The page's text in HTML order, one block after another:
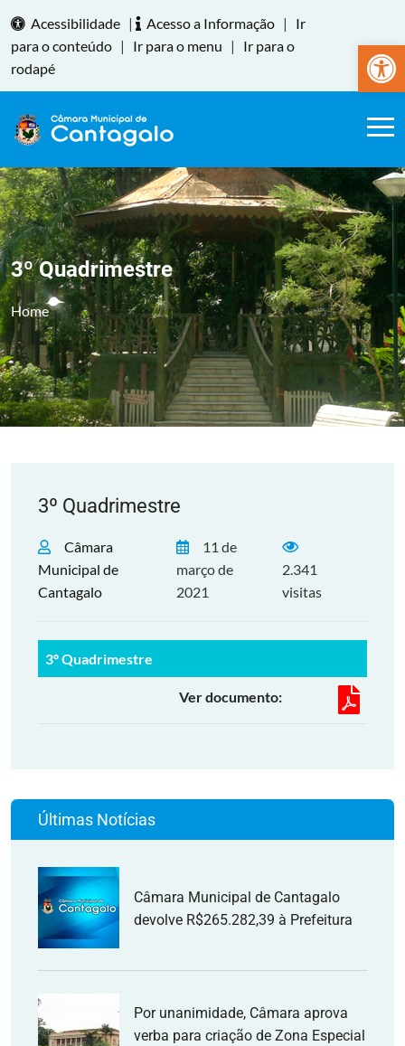
Abrir
Acessibilidade | Acesso a Informação |
Ir
para o conteúdo | Ir para o menu |
Ir para o
rodapé
3º Quadrimestre
Home
3º Quadrimestre
Câmara
Municipal de
Cantagalo
11 de
março de
2021
2.341
visitas
3º Quadrimestre
Ver documento:
Últimas Notícias
Câmara Municipal de Cantagalo
devolve R$265.282,39 à Prefeitura
Por unanimidade, Câmara aprova
verba para criação de Zona Especial